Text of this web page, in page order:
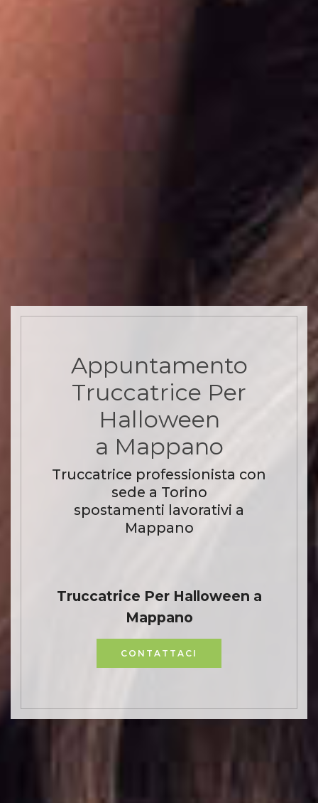
Appuntamento
Truccatrice Per
Halloween
a Mappano
Truccatrice professionista con
sede a Torino
spostamenti lavorativi a
Mappano
Truccatrice Per Halloween a
Mappano
CONTATTACI